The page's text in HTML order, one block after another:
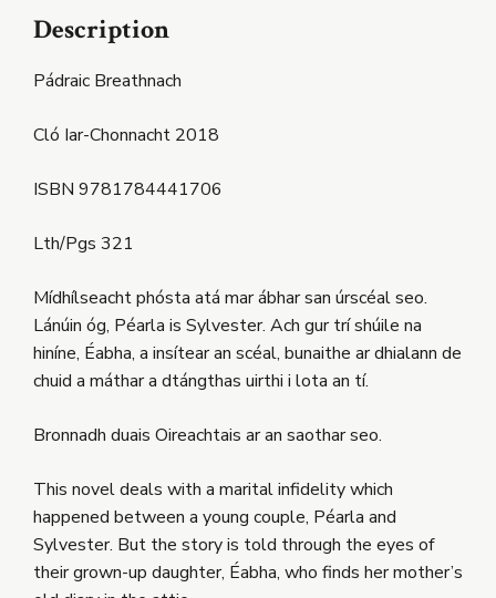
Description
Pádraic Breathnach
Cló Iar-Chonnacht 2018
ISBN 9781784441706
Lth/Pgs 321
Mídhílseacht phósta atá mar ábhar san úrscéal seo.
Lánúin óg, Péarla is Sylvester. Ach gur trí shúile na
hiníne, Éabha, a insítear an scéal, bunaithe ar dhialann de
chuid a máthar a dtángthas uirthi i lota an tí.
Bronnadh duais Oireachtais ar an saothar seo.
This novel deals with a marital infidelity which
happened between a young couple, Péarla and
Sylvester. But the story is told through the eyes of
their grown-up daughter, Éabha, who finds her mother’s